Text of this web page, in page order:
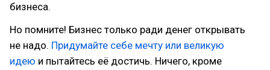
бизнеса.
Но помните! Бизнес только ради денег открывать
не надо. Придумайте себе мечту или великую
идею и пытайтесь её достичь. Ничего, кроме